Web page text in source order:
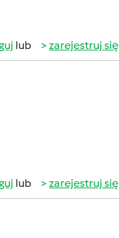
lub zarejestruj się
lub zarejestruj się